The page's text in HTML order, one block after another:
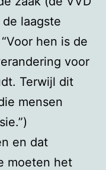
laagste
hen is de
voor
Terwijl dit
mensen
en dat
moeten het